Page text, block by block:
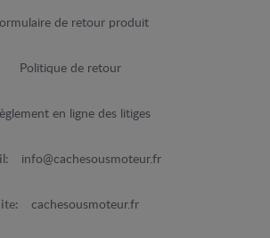
de retour produit
Politique de retour
en ligne des litiges
info@cachesousmoteur.fr
cachesousmoteur.fr